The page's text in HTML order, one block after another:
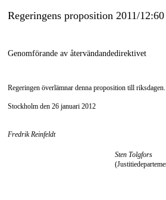
Regeringens proposition 2011/12:60
Genomförande av återvändandedirektivet
Regeringen överlämnar denna proposition till riksdagen.
Stockholm den 26 januari 2012
Fredrik Reinfeldt
Sten Tolgfors